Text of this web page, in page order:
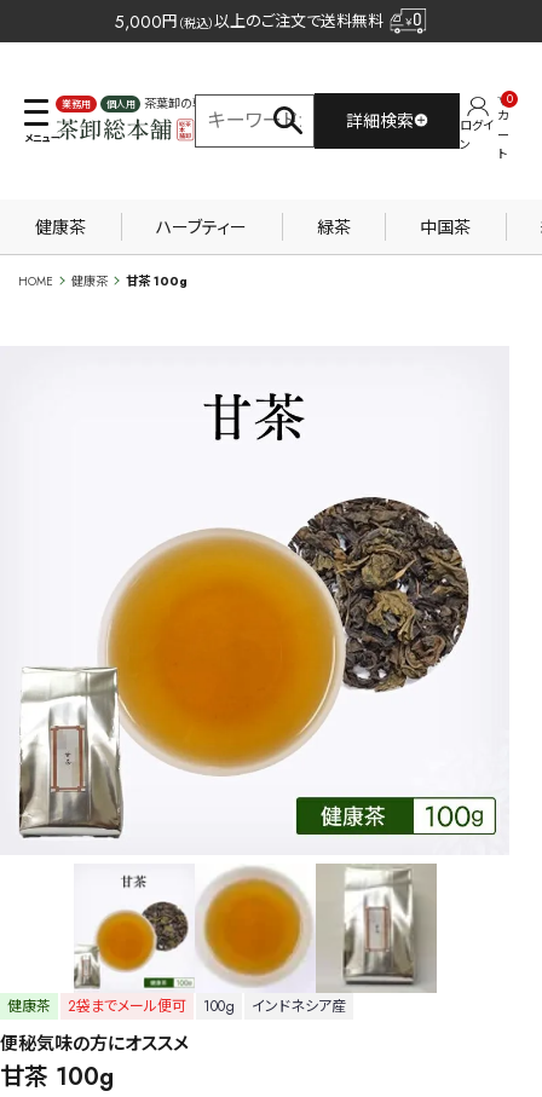
5,000円 （税込）以上のご注文で送料無料
業務用 個人用
茶葉卸の専門サイト
詳細検索
ログイ
ン
カ
ー
ト
0
健康茶 ハーブティー 緑茶 中国茶
HOME 健康茶 甘茶 100g
健康茶 2袋までメール便可 100g インドネシア産
便秘気味の方にオススメ
甘茶 100g